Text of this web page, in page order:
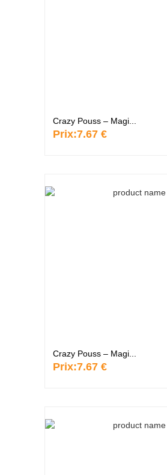
Crazy Pouss – Magi...
Prix:7.67 €
Crazy Pouss – Magi...
Prix:7.67 €